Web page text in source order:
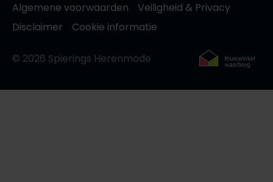
Algemene voorwaarden
Veiligheid & Privacy
Disclaimer
Cookie informatie
© 2026 Spierings Herenmode